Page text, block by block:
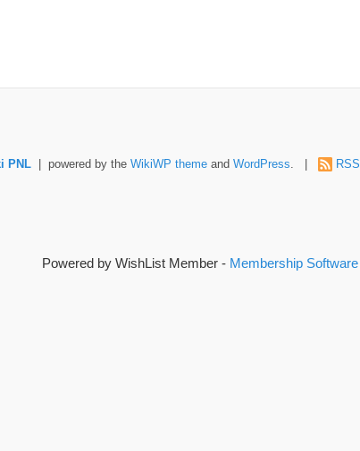
PNL | powered by the WikiWP theme and WordPress. | RSS
Powered by WishList Member - Membership Software